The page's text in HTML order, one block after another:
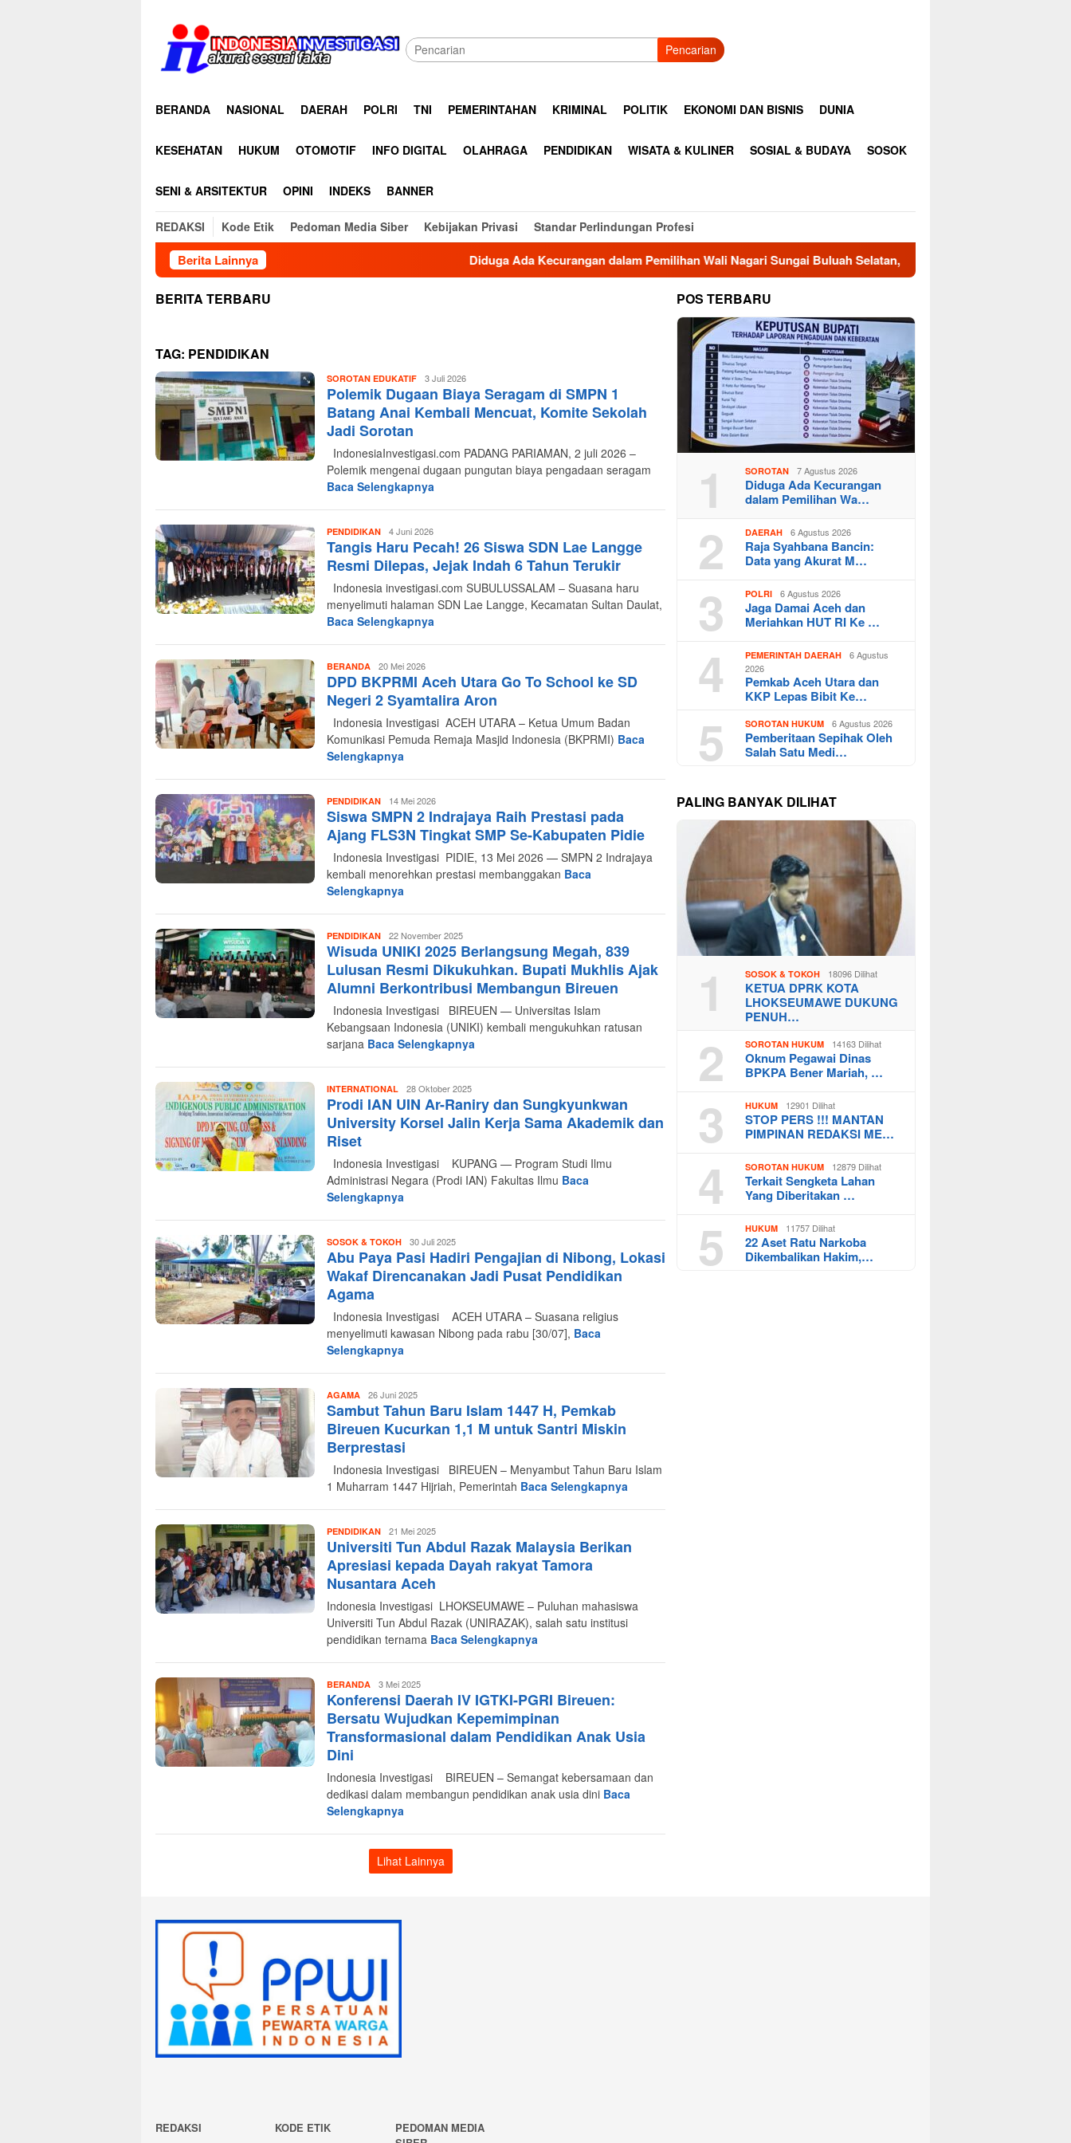
konten
Pencarian
BERANDA NASIONAL DAERAH POLRI TNI PEMERINTAHAN KRIMINAL POLITIK EKONOMI DAN BISNIS DUNIA
KESEHATAN HUKUM OTOMOTIF INFO DIGITAL OLAHRAGA PENDIDIKAN WISATA & KULINER SOSIAL & BUDAYA SOSOK
SENI & ARSITEKTUR OPINI INDEKS BANNER
REDAKSI Kode Etik Pedoman Media Siber Kebijakan Privasi Standar Perlindungan Profesi
Berita Lainnya Diduga Ada Kecurangan dalam Pemilihan Wali Nagari Sungai Buluah Selatan, Masyarakat Minta Bupati Tinjau Kembali
BERITA TERBARU
TAG: PENDIDIKAN
SOROTAN EDUKATIF Redaksi
Indonesia
Investigasi
3 Juli 2026
Polemik Dugaan Biaya Seragam di SMPN 1
Batang Anai Kembali Mencuat, Komite Sekolah
Jadi Sorotan
IndonesiaInvestigasi.com PADANG PARIAMAN, 2 juli 2026 –
Polemik mengenai dugaan pungutan biaya pengadaan seragam
Baca Selengkapnya
PENDIDIKAN Redaksi
Indonesia
Investigasi
4 Juni 2026
Tangis Haru Pecah! 26 Siswa SDN Lae Langge
Resmi Dilepas, Jejak Indah 6 Tahun Terukir
Indonesia investigasi.com SUBULUSSALAM – Suasana haru
menyelimuti halaman SDN Lae Langge, Kecamatan Sultan Daulat,
Baca Selengkapnya
BERANDA Redaksi
Indonesia
Investigasi
20 Mei 2026
DPD BKPRMI Aceh Utara Go To School ke SD
Negeri 2 Syamtalira Aron
Indonesia Investigasi ACEH UTARA – Ketua Umum Badan
Komunikasi Pemuda Remaja Masjid Indonesia (BKPRMI) Baca
Selengkapnya
PENDIDIKAN Redaksi
Indonesia
Investigasi
14 Mei 2026
Siswa SMPN 2 Indrajaya Raih Prestasi pada
Ajang FLS3N Tingkat SMP Se-Kabupaten Pidie
Indonesia Investigasi PIDIE, 13 Mei 2026 — SMPN 2 Indrajaya
kembali menorehkan prestasi membanggakan Baca
Selengkapnya
PENDIDIKAN Redaksi
Indonesia
Investigasi
22 November 2025
Wisuda UNIKI 2025 Berlangsung Megah, 839
Lulusan Resmi Dikukuhkan. Bupati Mukhlis Ajak
Alumni Berkontribusi Membangun Bireuen
Indonesia Investigasi BIREUEN — Universitas Islam
Kebangsaan Indonesia (UNIKI) kembali mengukuhkan ratusan
sarjana Baca Selengkapnya
INTERNATIONAL Redaksi
Indonesia
Investigasi
28 Oktober 2025
Prodi IAN UIN Ar-Raniry dan Sungkyunkwan
University Korsel Jalin Kerja Sama Akademik dan
Riset
Indonesia Investigasi KUPANG — Program Studi Ilmu
Administrasi Negara (Prodi IAN) Fakultas Ilmu Baca
Selengkapnya
SOSOK & TOKOH Redaksi
Indonesia
Investigasi
30 Juli 2025
Abu Paya Pasi Hadiri Pengajian di Nibong, Lokasi
Wakaf Direncanakan Jadi Pusat Pendidikan
Agama
Indonesia Investigasi ACEH UTARA – Suasana religius
menyelimuti kawasan Nibong pada rabu [30/07], Baca
Selengkapnya
AGAMA Redaksi
Indonesia
Investigasi
26 Juni 2025
Sambut Tahun Baru Islam 1447 H, Pemkab
Bireuen Kucurkan 1,1 M untuk Santri Miskin
Berprestasi
Indonesia Investigasi BIREUEN – Menyambut Tahun Baru Islam
1 Muharram 1447 Hijriah, Pemerintah Baca Selengkapnya
PENDIDIKAN Redaksi
Indonesia
Investigasi
21 Mei 2025
Universiti Tun Abdul Razak Malaysia Berikan
Apresiasi kepada Dayah rakyat Tamora
Nusantara Aceh
Indonesia Investigasi LHOKSEUMAWE – Puluhan mahasiswa
Universiti Tun Abdul Razak (UNIRAZAK), salah satu institusi
pendidikan ternama Baca Selengkapnya
BERANDA Redaksi
Indonesia
Investigasi
3 Mei 2025
Konferensi Daerah IV IGTKI-PGRI Bireuen:
Bersatu Wujudkan Kepemimpinan
Transformasional dalam Pendidikan Anak Usia
Dini
Indonesia Investigasi BIREUEN – Semangat kebersamaan dan
dedikasi dalam membangun pendidikan anak usia dini Baca
Selengkapnya
Lihat Lainnya
POS TERBARU
1 SOROTAN 7 Agustus 2026
Diduga Ada Kecurangan
dalam Pemilihan Wa…
2 DAERAH 6 Agustus 2026
Raja Syahbana Bancin:
Data yang Akurat M…
3 POLRI 6 Agustus 2026
Jaga Damai Aceh dan
Meriahkan HUT RI Ke …
4 PEMERINTAH DAERAH
6 Agustus
2026
Pemkab Aceh Utara dan
KKP Lepas Bibit Ke…
5 SOROTAN HUKUM 6 Agustus 2026
Pemberitaan Sepihak Oleh
Salah Satu Medi…
PALING BANYAK DILIHAT
1 SOSOK & TOKOH 18096 Dilihat
KETUA DPRK KOTA
LHOKSEUMAWE DUKUNG
PENUH…
2 SOROTAN HUKUM 14163 Dilihat
Oknum Pegawai Dinas
BPKPA Bener Mariah, …
3 HUKUM 12901 Dilihat
STOP PERS !!! MANTAN
PIMPINAN REDAKSI ME…
4 SOROTAN HUKUM 12879 Dilihat
Terkait Sengketa Lahan
Yang Diberitakan …
5 HUKUM 11757 Dilihat
22 Aset Ratu Narkoba
Dikembalikan Hakim,…
REDAKSI KODE ETIK
PEDOMAN MEDIA